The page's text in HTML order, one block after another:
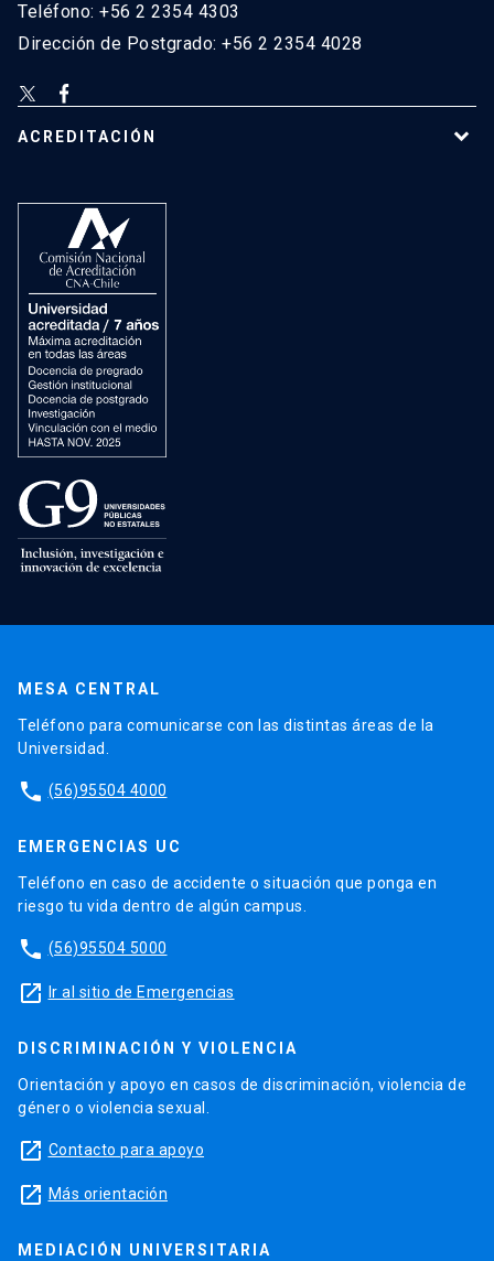
Teléfono: +56 2 2354 4303
Dirección de Postgrado: +56 2 2354 4028
ACREDITACIÓN
MESA CENTRAL
Teléfono para comunicarse con las distintas áreas de la
Universidad.
phone (56)95504 4000
EMERGENCIAS UC
Teléfono en caso de accidente o situación que ponga en
riesgo tu vida dentro de algún campus.
phone (56)95504 5000
launch Ir al sitio de Emergencias
DISCRIMINACIÓN Y VIOLENCIA
Orientación y apoyo en casos de discriminación, violencia de
género o violencia sexual.
launch Contacto para apoyo
launch Más orientación
MEDIACIÓN UNIVERSITARIA